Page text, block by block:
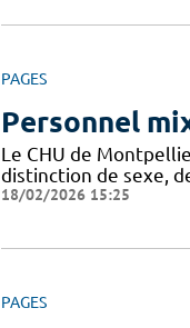
PAGES
Personnel
Le CHU de
distinction de sexe,
18/02/2026 15:25
PAGES